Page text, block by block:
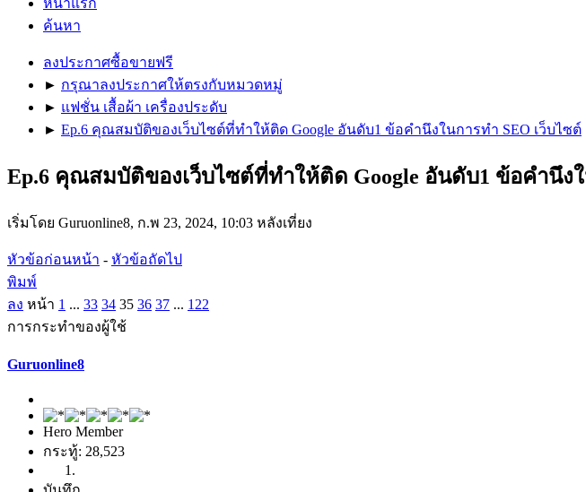
ค้นหา
ลงประกาศซื้อขายฟรี
► กรุณาลงประกาศให้ตรงกับหมวดหมู่
► แฟชั่น เสื้อผ้า เครื่องประดับ
► Ep.6 คุณสมบัติของเว็บไซต์ที่ทำให้ติด Google อันดับ1 ข้อคำนึงในการทำ SEO เว็บไซต์
Ep.6 คุณสมบัติของเว็บไซต์ที่ทำให้ติด Google อันดับ1 ข้อคำนึงใ
เริ่มโดย Guruonline8, ก.พ 23, 2024, 10:03 หลังเที่ยง
หัวข้อก่อนหน้า - หัวข้อถัดไป
พิมพ์
ลง หน้า 1 ... 33 34 35 36 37 ... 122
การกระทำของผู้ใช้
Guruonline8
Hero Member
กระทู้: 28,523